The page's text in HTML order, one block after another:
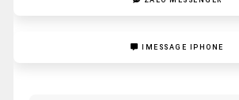
IMESSAGE IPHONE